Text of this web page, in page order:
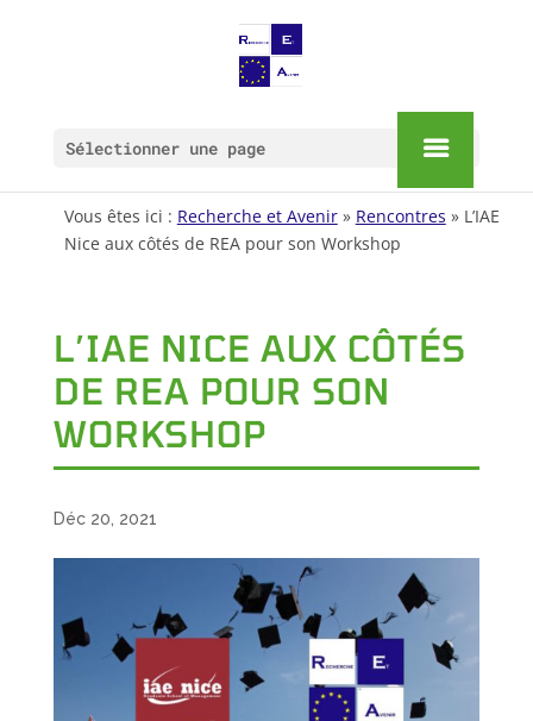
Sélectionner une page
Vous êtes ici : Recherche et Avenir» Rencontres » L’IAE
Nice aux côtés de REA pour son Workshop
L’IAE NICE AUX CÔTÉS
DE REA POUR SON
WORKSHOP
Déc 20, 2021